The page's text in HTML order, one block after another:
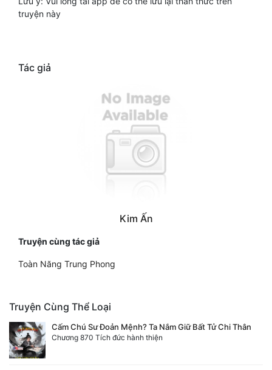
truyện này
Tác giả
Kim Ấn
Truyện cùng tác giả
Toàn Năng Trung Phong
Truyện Cùng Thể Loại
Cấm Chú Sư Đoản Mệnh? Ta Nắm Giữ Bất Tử Chi Thân
Chương 870 Tích đức hành thiện